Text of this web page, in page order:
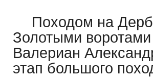
Походом на
Золотыми
Валериан
этап большого